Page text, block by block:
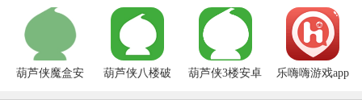
版
花美化版
到工具安卓版
葫芦侠魔盒安
葫芦侠八楼破
葫芦侠3楼安卓
乐嗨嗨游戏app